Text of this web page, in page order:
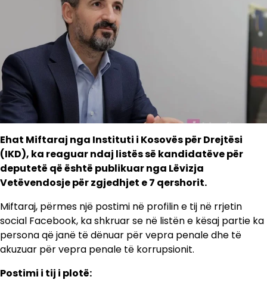
Ehat Miftaraj nga Instituti i Kosovës për Drejtësi
(IKD), ka reaguar ndaj listës së kandidatëve për
deputetë që është publikuar nga Lëvizja
Vetëvendosje për zgjedhjet e 7 qershorit.
Miftaraj, përmes një postimi në profilin e tij në rrjetin
social Facebook, ka shkruar se në listën e kësaj partie ka
persona që janë të dënuar për vepra penale dhe të
akuzuar për vepra penale të korrupsionit.
Postimi i tij i plotë: